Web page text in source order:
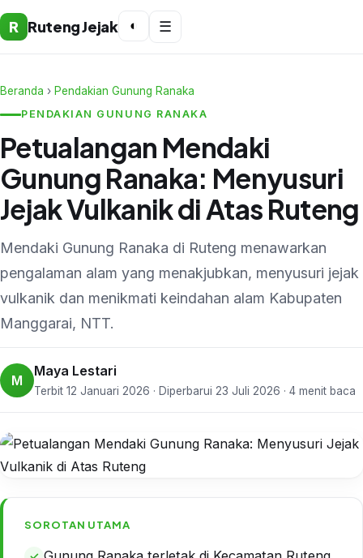
R Ruteng Jejak ◐ ☰
Beranda › Pendakian Gunung Ranaka
PENDAKIAN GUNUNG RANAKA
Petualangan Mendaki
Gunung Ranaka: Menyusuri
Jejak Vulkanik di Atas Ruteng
Mendaki Gunung Ranaka di Ruteng menawarkan
pengalaman alam yang menakjubkan, menyusuri jejak
vulkanik dan menikmati keindahan alam Kabupaten
Manggarai, NTT.
M
Maya Lestari
Terbit 12 Januari 2026 · Diperbarui 23 Juli 2026 · 4 menit baca
SOROTAN UTAMA